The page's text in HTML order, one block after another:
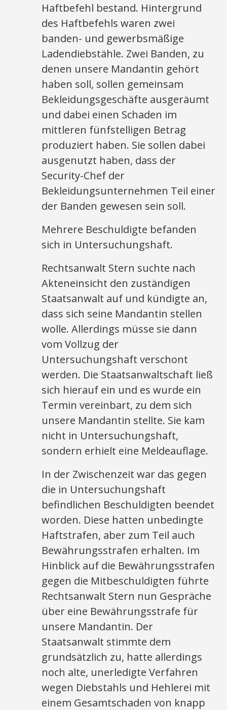
Haftbefehl bestand. Hintergrund
des Haftbefehls waren zwei
banden- und gewerbsmäßige
Ladendiebstähle. Zwei Banden, zu
denen unsere Mandantin gehört
haben soll, sollen gemeinsam
Bekleidungsgeschäfte ausgeräumt
und dabei einen Schaden im
mittleren fünfstelligen Betrag
produziert haben. Sie sollen dabei
ausgenutzt haben, dass der
Security-Chef der
Bekleidungsunternehmen Teil einer
der Banden gewesen sein soll.
Mehrere Beschuldigte befanden
sich in Untersuchungshaft.
Rechtsanwalt Stern suchte nach
Akteneinsicht den zuständigen
Staatsanwalt auf und kündigte an,
dass sich seine Mandantin stellen
wolle. Allerdings müsse sie dann
vom Vollzug der
Untersuchungshaft verschont
werden. Die Staatsanwaltschaft ließ
sich hierauf ein und es wurde ein
Termin vereinbart, zu dem sich
unsere Mandantin stellte. Sie kam
nicht in Untersuchungshaft,
sondern erhielt eine Meldeauflage.
In der Zwischenzeit war das gegen
die in Untersuchungshaft
befindlichen Beschuldigten beendet
worden. Diese hatten unbedingte
Haftstrafen, aber zum Teil auch
Bewährungsstrafen erhalten. Im
Hinblick auf die Bewährungsstrafen
gegen die Mitbeschuldigten führte
Rechtsanwalt Stern nun Gespräche
über eine Bewährungsstrafe für
unsere Mandantin. Der
Staatsanwalt stimmte dem
grundsätzlich zu, hatte allerdings
noch alte, unerledigte Verfahren
wegen Diebstahls und Hehlerei mit
einem Gesamtschaden von knapp